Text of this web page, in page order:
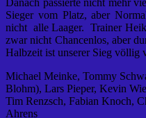
Danach passierte nicht mehr
Sieger vom Platz, aber
nicht alle Laager. Trainer
zwar nicht Chancenlos, aber
Halbzeit ist unserer Sieg völlig
Michael Meinke, Tommy
Blohm), Lars Pieper, Kevin
Tim Renzsch, Fabian Knoch,
Ahrens